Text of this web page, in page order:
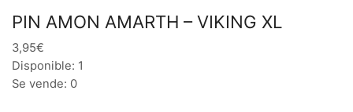
PIN AMON AMARTH – VIKING XL
3,95€
Disponible: 1
Se vende: 0